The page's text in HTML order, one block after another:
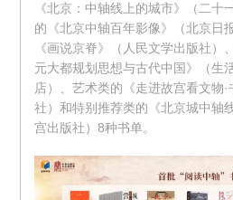
《北京：中轴线上的城市》（二十
的《北京中轴百年影像》（北京日
《画说京脊》（人民文学出版社）
元大都规划思想与古代中国》（生
店）、艺术类的《走进故宫看文物
社）和特别推荐类的《北京城中轴
宫出版社）8种书单。